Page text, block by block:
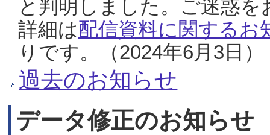
と判明しました。ご迷惑
詳細は配信資料に関するお
りです。（2024年6月3日）
過去のお知らせ
データ修正のお知らせ